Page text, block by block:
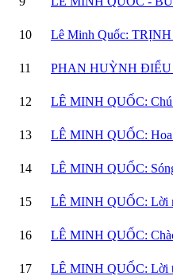
10 Lê Minh Quốc:
11 PHAN HUỲNH ĐIỂU
12 LÊ MINH QUỐC:
13 LÊ MINH QUỐC:
14 LÊ MINH QUỐC:
15 LÊ MINH QUỐC: Lời
16 LÊ MINH QUỐC:
17 LÊ MINH QUỐC: Lời